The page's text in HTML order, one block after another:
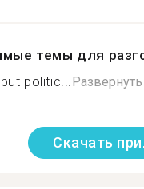
темы для
politic...Развернуть
Скачать